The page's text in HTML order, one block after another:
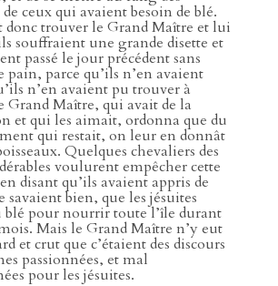
ceux qui avaient besoin de blé.
donc trouver le Grand Maître et lui
souffraient une grande disette et
passé le jour précédent sans
pain, parce qu’ils n’en avaient
n’en avaient pu trouver à
Grand Maître, qui avait de la
et qui les aimait, ordonna que du
qui restait, on leur en donnât
Quelques chevaliers des
voulurent empêcher cette
disant qu’ils avaient appris de
savaient bien, que les jésuites
blé pour nourrir toute l’île durant
Mais le Grand Maître n’y eut
et crut que c’étaient des discours
passionnées, et mal
pour les jésuites.